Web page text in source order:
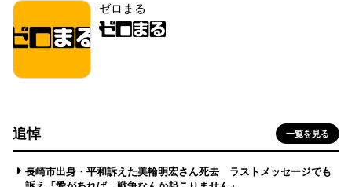
ゼロまる
追悼 一覧を見る
長崎市出身・平和訴えた美輪明宏さん死去 ラストメッセージでも